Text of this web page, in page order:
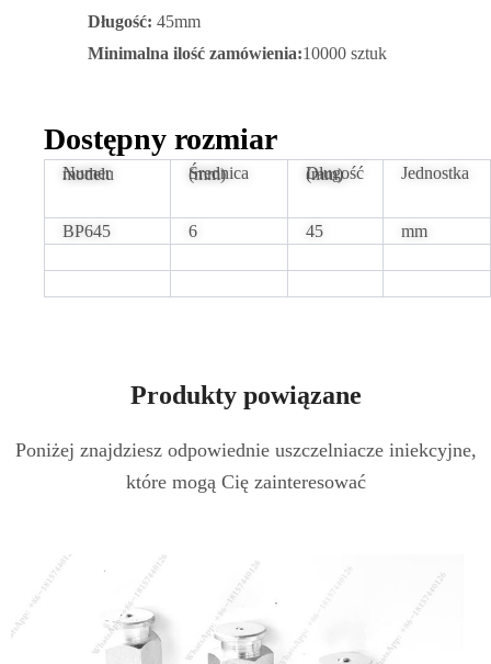
Długość: 45mm
Minimalna ilość zamówienia:10000 sztuk
Dostępny rozmiar
Numer modelu Średnica (mm) Długość (mm) Jednostka
BP645 6 45 mm
Produkty powiązane
Poniżej znajdziesz odpowiednie uszczelniacze iniekcyjne,
które mogą Cię zainteresować